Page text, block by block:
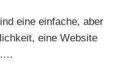
eine einfache, aber
eine Website